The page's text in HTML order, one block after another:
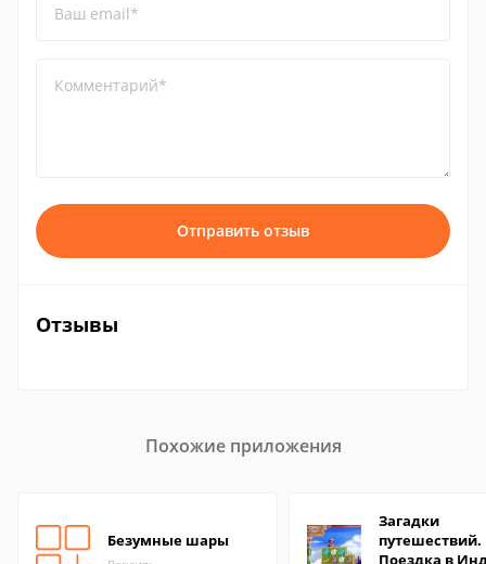
Ваш email*
Комментарий*
Отправить отзыв
Отзывы
Похожие приложения
Безумные шары
Загадки
путешествий.
Поездка в